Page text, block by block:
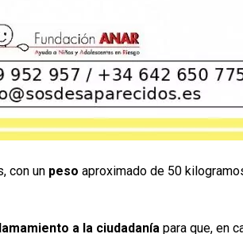
con un peso aproximado de 50
llamamiento a la ciudadanía para que, en